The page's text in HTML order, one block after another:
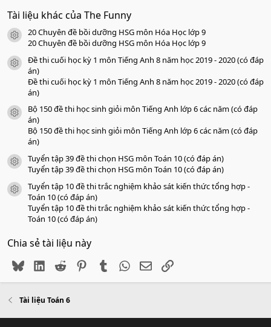
0
0
s
a
o
Tài liệu khác của The Funny
icon tài liệu
20 Chuyên đề bồi dưỡng HSG môn Hóa Học lớp 9
20 Chuyên đề bồi dưỡng HSG môn Hóa Học lớp 9
icon tài liệu
Đề thi cuối học kỳ 1 môn Tiếng Anh 8 năm học 2019 - 2020 (có đáp
án)
Đề thi cuối học kỳ 1 môn Tiếng Anh 8 năm học 2019 - 2020 (có đáp
án)
icon tài liệu
Bộ 150 đề thi học sinh giỏi môn Tiếng Anh lớp 6 các năm (có đáp
án)
Bộ 150 đề thi học sinh giỏi môn Tiếng Anh lớp 6 các năm (có đáp
án)
icon tài liệu
Tuyển tập 39 đề thi chọn HSG môn Toán 10 (có đáp án)
Tuyển tập 39 đề thi chọn HSG môn Toán 10 (có đáp án)
icon tài liệu
Tuyển tập 10 đề thi trắc nghiệm khảo sát kiến thức tổng hợp -
Toán 10 (có đáp án)
Tuyển tập 10 đề thi trắc nghiệm khảo sát kiến thức tổng hợp -
Toán 10 (có đáp án)
Chia sẻ tài liệu này
BlueskyLinkedIn
Reddit PinterestTumblr WhatsApp
EmailLink
Tài liệu Toán 6